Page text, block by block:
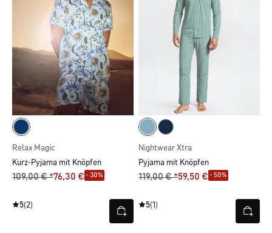
Relax Magic
Kurz-Pyjama mit Knöpfen
109,00 € *76,30 € - 30%
5(2)
Nightwear Xtra
Pyjama mit Knöpfen
119,00 € *59,50 € - 50%
5(1)